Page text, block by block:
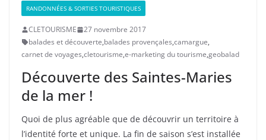
RANDONNÉES & SORTIES TOURISTIQUES
CLETOURISME
27 novembre 2017
balades et découverte,balades provençales,camargue,
carnet de voyages,cletourisme,e-marketing du tourisme,geobalad
Découverte des Saintes-Maries
de la mer !
Quoi de plus agréable que de découvrir un territoire à
l’identité forte et unique. La fin de saison s’est installée